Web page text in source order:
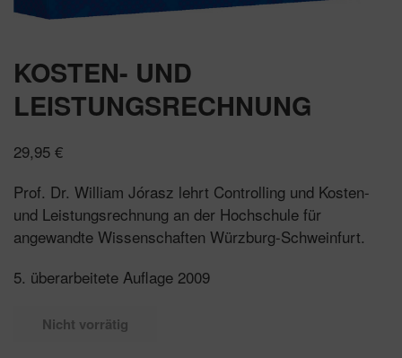
KOSTEN- UND
LEISTUNGSRECHNUNG
29,95 €
Prof. Dr. William Jórasz lehrt Controlling und Kosten-
und Leistungsrechnung an der Hochschule für
angewandte Wissenschaften Würzburg-Schweinfurt.
5. überarbeitete Auflage 2009
Nicht vorrätig